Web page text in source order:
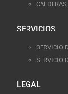
CALDERAS
SERVICIOS
SERVICIO
SERVICIO
LEGAL